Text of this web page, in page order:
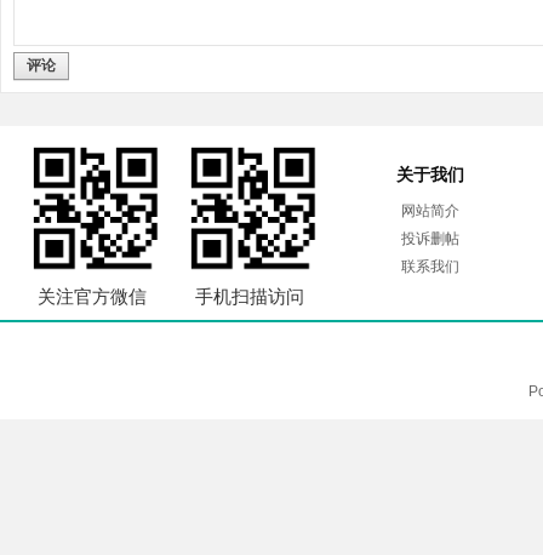
评论
关注官方微信 手机扫描访问
关于我们
网站简介
投诉删帖
联系我们